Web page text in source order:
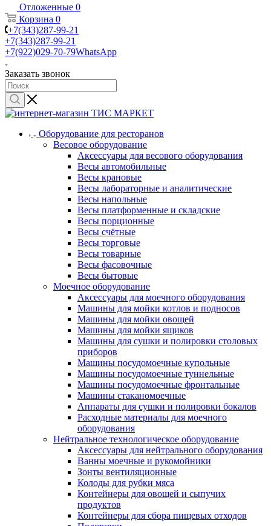
Отложенные 0
Корзина 0
+7(343)287-99-21
+7(343)287-99-21
+7(922)029-70-79WhatsApp
Заказать звонок
Оборудование для ресторанов
Весовое оборудование
Аксессуары для весового оборудования
Весы автомобильные
Весы крановые
Весы лабораторные и аналитические
Весы напольные
Весы платформенные и складские
Весы порционные
Весы счётные
Весы торговые
Весы товарные
Весы фасовочные
Весы бытовые
Моечное оборудование
Аксессуары для моечного оборудования
Машины для мойки котлов и подносов
Машины для мойки овощей
Машины для мойки ящиков
Машины для сушки и полировки столовых
приборов
Машины посудомоечные купольные
Машины посудомоечные туннельные
Машины посудомоечные фронтальные
Машины стаканомоечные
Аппараты для сушки и полировки бокалов
Расходные материалы для моечного
оборудования
Нейтральное технологическое оборудование
Аксессуары для нейтрального оборудования
Ванны моечные и рукомойники
Зонты вентиляционные
Колоды для рубки мяса
Контейнеры для овощей и сыпучих
продуктов
Контейнеры для сбора пищевых отходов